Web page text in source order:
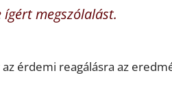
megszólalást.
érdemi reagálásra az